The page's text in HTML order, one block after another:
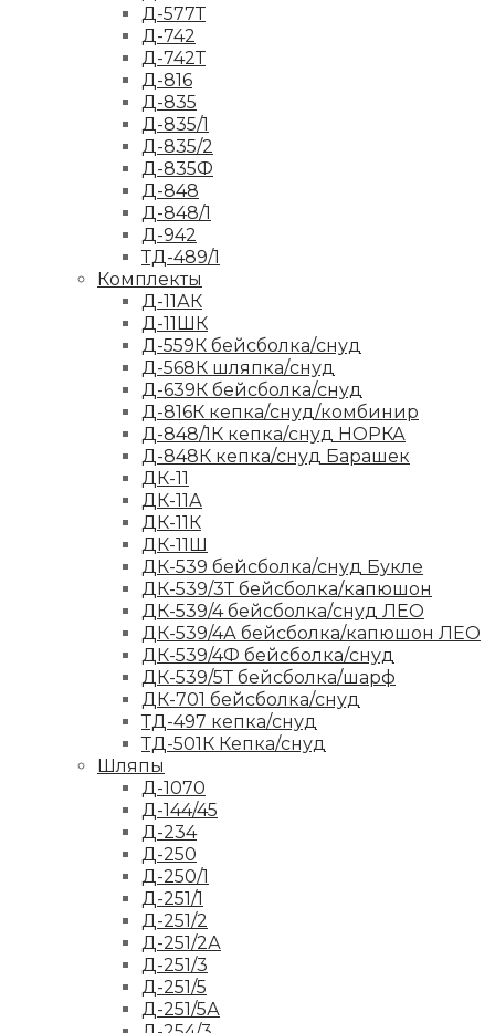
Д-577Т
Д-742
Д-742Т
Д-816
Д-835
Д-835/1
Д-835/2
Д-835Ф
Д-848
Д-848/1
Д-942
ТД-489/1
Комплекты
Д-11АК
Д-11ШК
Д-559К бейсболка/снуд
Д-568К шляпка/снуд
Д-639К бейсболка/снуд
Д-816К кепка/снуд/комбинир
Д-848/1К кепка/снуд НОРКА
Д-848К кепка/снуд Барашек
ДК-11
ДК-11А
ДК-11К
ДК-11Ш
ДК-539 бейсболка/снуд Букле
ДК-539/3Т бейсболка/капюшон
ДК-539/4 бейсболка/снуд ЛЕО
ДК-539/4А бейсболка/капюшон ЛЕО
ДК-539/4Ф бейсболка/снуд
ДК-539/5Т бейсболка/шарф
ДК-701 бейсболка/снуд
ТД-497 кепка/снуд
ТД-501К Кепка/снуд
Шляпы
Д-1070
Д-144/45
Д-234
Д-250
Д-250/1
Д-251/1
Д-251/2
Д-251/2А
Д-251/3
Д-251/5
Д-251/5А